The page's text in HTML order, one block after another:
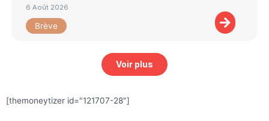
6 Août 2026
Brève
Voir plus
[themoneytizer id="121707-28"]